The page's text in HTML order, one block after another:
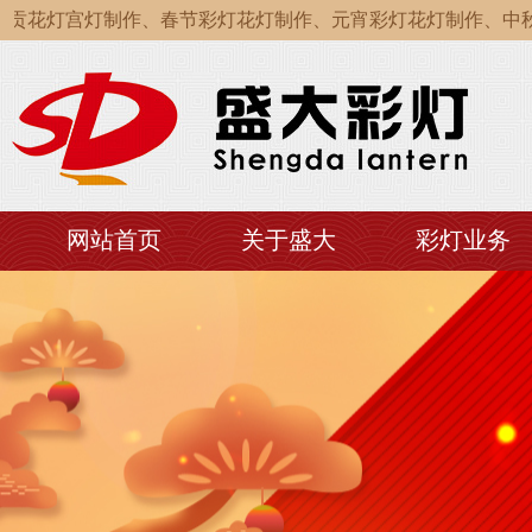
宫灯制作、春节彩灯花灯制作、元宵彩灯花灯制作、中秋
宫灯制作、春节彩灯花灯制作、元宵彩灯花灯制作、中秋
网站首页 关于盛大 彩灯业务